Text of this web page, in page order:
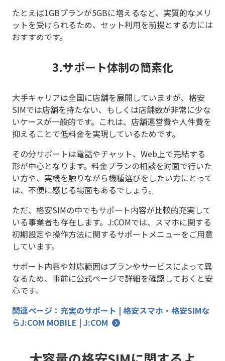
たとえば1GBプランが5GBに増えるなど、実質的なメリ
ットを受けられるため、セット利用を前提とする方には
おすすめです。
3.サポート体制の簡素化
大手キャリアは全国に店舗を展開していますが、格安
SIMでは店舗を持たない、もしくは店舗数が非常に少な
いケースが一般的です。これは、店舗運営費や人件費を
抑えることで低料金を実現しているためです。
その分サポートは電話やチャット、Web上で完結する
形が中心となります。料金プランの相談を対面で行いた
い方や、実機を触りながら機種選びをしたい方にとって
は、不便に感じる場面もあるでしょう。
ただ、格安SIMの中でもサポート内容が比較的充実して
いる事業者も存在します。J:COMでは、スマホに関する
初期設定や操作方法に関するサポートメニューをご用意
しています。
サポート内容や対応範囲はプランやサービスによって異
なるため、事前に公式ページで詳細を確認しておくと安
心です。
関連ページ：充実のサポート | 格安スマホ・格安SIMな
らJ:COM MOBILE | J:COM